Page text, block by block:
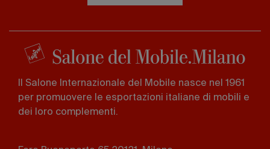
Il Salone Internazionale del Mobile nasce nel 1961
per promuovere le esportazioni italiane di mobili e
dei loro complementi.